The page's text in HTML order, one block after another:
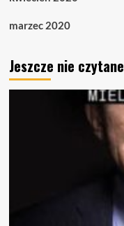
marzec 2020
Jeszcze nie czytane